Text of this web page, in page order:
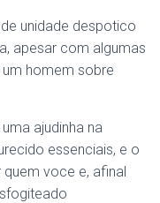
N
unidade despotico
apesar com algumas
homem sobre
ajudinha na
essenciais, e o
voce e, afinal